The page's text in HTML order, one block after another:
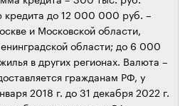
до 12 000 000 руб. –
и Московской области,
области; до 6 000
в других регионах. Валюта –
гражданам РФ, у
2018 г. до 31 декабря 2022 г.